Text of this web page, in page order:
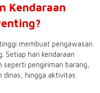
Kendaraan
membuat pengawasan
Setiap hari kendaraan
seperti pengiriman barang,
dinas, hingga aktivitas